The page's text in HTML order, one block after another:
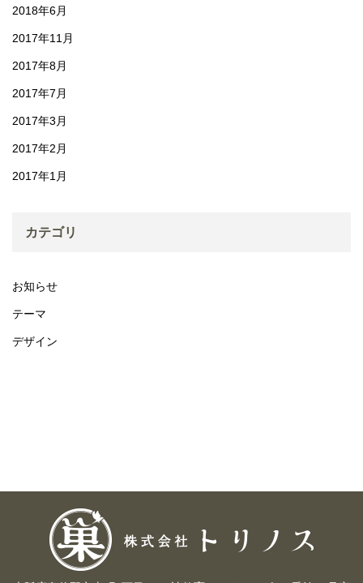
2018年6月
2017年11月
2017年8月
2017年7月
2017年3月
2017年2月
2017年1月
カテゴリ
お知らせ
テーマ
デザイン